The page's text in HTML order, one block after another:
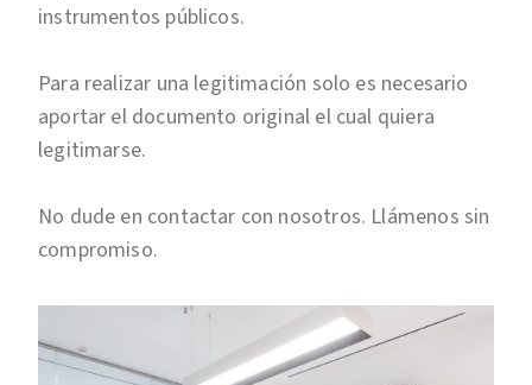
instrumentos públicos.
Para realizar una legitimación solo es necesario
aportar el documento original el cual quiera
legitimarse.
No dude en contactar con nosotros. Llámenos sin
compromiso.